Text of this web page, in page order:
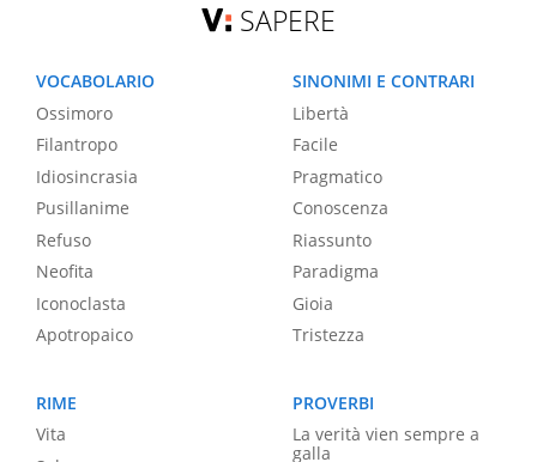
SAPERE
VOCABOLARIO
Ossimoro
Filantropo
Idiosincrasia
Pusillanime
Refuso
Neofita
Iconoclasta
Apotropaico
SINONIMI E CONTRARI
Libertà
Facile
Pragmatico
Conoscenza
Riassunto
Paradigma
Gioia
Tristezza
RIME
Vita
PROVERBI
La verità vien sempre a
galla